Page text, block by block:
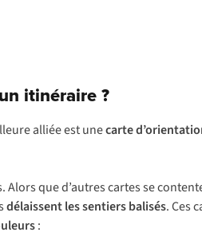
itinéraire ?
alliée est unecarte
que d’autres cartes se
délaissent les sentiers balisés. Ces
: